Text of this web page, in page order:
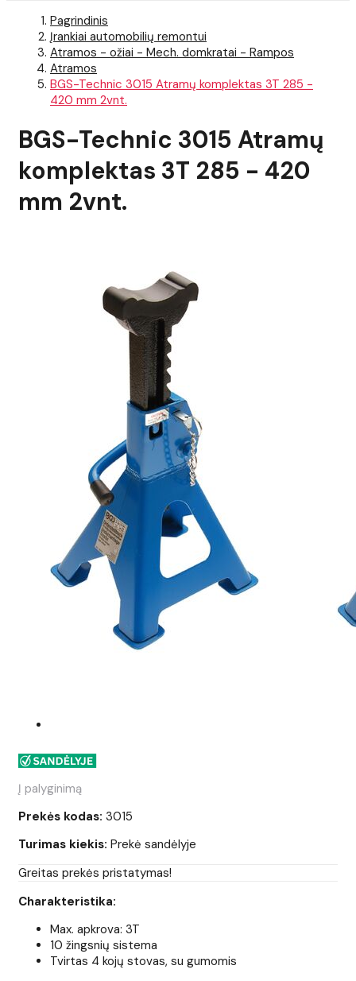
Pagrindinis
Įrankiai automobilių remontui
Atramos - ožiai - Mech. domkratai - Rampos
Atramos
BGS-Technic 3015 Atramų komplektas 3T 285 -
420 mm 2vnt.
BGS-Technic 3015 Atramų
komplektas 3T 285 - 420
mm 2vnt.
Į palyginimą
Prekės kodas: 3015
Turimas kiekis: Prekė sandėlyje
Greitas prekės pristatymas!
Charakteristika:
Max. apkrova: 3T
10 žingsnių sistema
Tvirtas 4 kojų stovas, su gumomis